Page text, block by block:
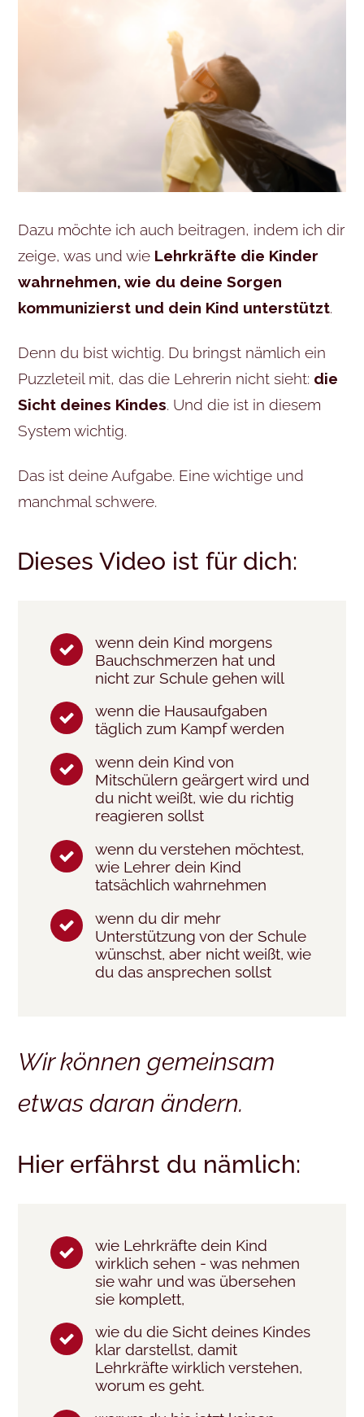
Dazu möchte ich auch beitragen, indem ich dir
zeige, was und wie Lehrkräfte die Kinder
wahrnehmen, wie du deine Sorgen
kommunizierst und dein Kind unterstützt.
Denn du bist wichtig. Du bringst nämlich ein
Puzzleteil mit, das die Lehrerin nicht sieht: die
Sicht deines Kindes. Und die ist in diesem
System wichtig.
Das ist deine Aufgabe. Eine wichtige und
manchmal schwere.
Dieses Video ist für dich:
wenn dein Kind morgens
Bauchschmerzen hat und
nicht zur Schule gehen will
wenn die Hausaufgaben
täglich zum Kampf werden
wenn dein Kind von
Mitschülern geärgert wird und
du nicht weißt, wie du richtig
reagieren sollst
wenn du verstehen möchtest,
wie Lehrer dein Kind
tatsächlich wahrnehmen
wenn du dir mehr
Unterstützung von der Schule
wünschst, aber nicht weißt, wie
du das ansprechen sollst
Wir können gemeinsam
etwas daran ändern.
Hier erfährst du nämlich:
wie Lehrkräfte dein Kind
wirklich sehen - was nehmen
sie wahr und was übersehen
sie komplett,
wie du die Sicht deines Kindes
klar darstellst, damit
Lehrkräfte wirklich verstehen,
worum es geht.